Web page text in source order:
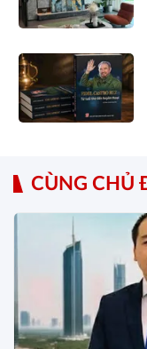
CÙNG CHỦ